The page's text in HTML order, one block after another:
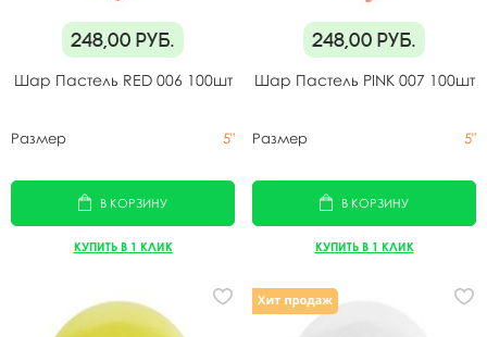
248,00 руб.
Шар Пастель RED 006 100шт
Размер 5"
В КОРЗИНУ
КУПИТЬ В 1 КЛИК
248,00 руб.
Шар Пастель PINK 007 100шт
Размер 5"
В КОРЗИНУ
КУПИТЬ В 1 КЛИК